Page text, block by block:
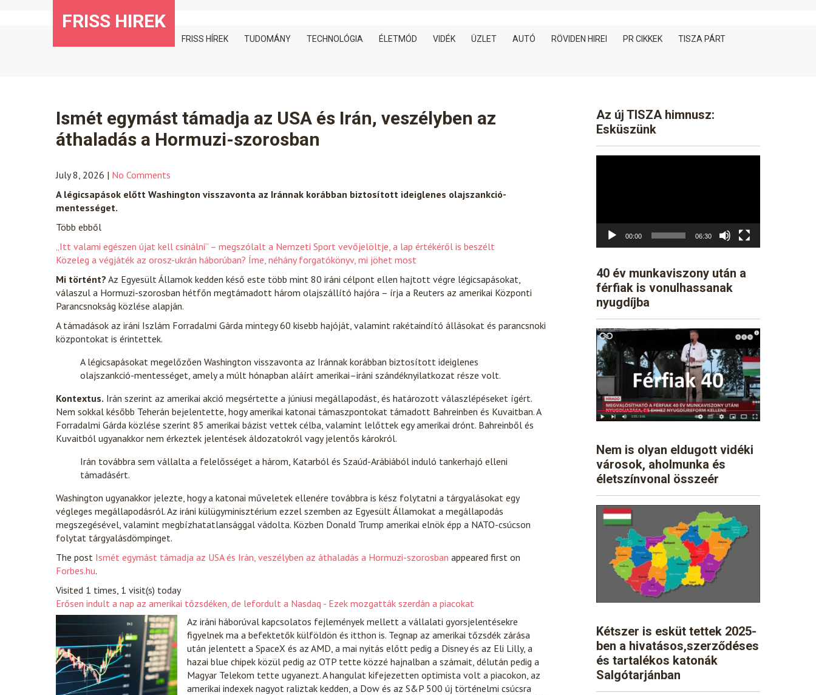
FRISS HIREK
FRISS HÍREK TUDOMÁNY TECHNOLÓGIA ÉLETMÓD VIDÉK ÜZLET AUTÓ RÖVIDEN HIREI PR CIKKEK TISZA PÁRT
Ismét egymást támadja az USA és Irán, veszélyben az
áthaladás a Hormuzi-szorosban
July 8, 2026 | No Comments
A légicsapások előtt Washington visszavonta az Iránnak korábban biztosított ideiglenes olajszankció-
mentességet.
Több ebből
„Itt valami egészen újat kell csinálni” – megszólalt a Nemzeti Sport vevőjelöltje, a lap értékéről is beszélt
Közeleg a végjáték az orosz-ukrán háborúban? Íme, néhány forgatókönyv, mi jöhet most
Mi történt? Az Egyesült Államok kedden késő este több mint 80 iráni célpont ellen hajtott végre légicsapásokat,
válaszul a Hormuzi-szorosban hétfőn megtámadott három olajszállító hajóra – írja a Reuters az amerikai Központi
Parancsnokság közlése alapján.
A támadások az iráni Iszlám Forradalmi Gárda mintegy 60 kisebb hajóját, valamint rakétaindító állásokat és parancsnoki
központokat is érintettek.
A légicsapásokat megelőzően Washington visszavonta az Iránnak korábban biztosított ideiglenes
olajszankció-mentességet, amely a múlt hónapban aláírt amerikai–iráni szándéknyilatkozat része volt.
Kontextus. Irán szerint az amerikai akció megsértette a júniusi megállapodást, és határozott válaszlépéseket ígért.
Nem sokkal később Teherán bejelentette, hogy amerikai katonai támaszpontokat támadott Bahreinben és Kuvaitban. A
Forradalmi Gárda közlése szerint 85 amerikai bázist vettek célba, valamint lelőttek egy amerikai drónt. Bahreinből és
Kuvaitból ugyanakkor nem érkeztek jelentések áldozatokról vagy jelentős károkról.
Irán továbbra sem vállalta a felelősséget a három, Katarból és Szaúd-Arábiából induló tankerhajó elleni
támadásért.
Washington ugyanakkor jelezte, hogy a katonai műveletek ellenére továbbra is kész folytatni a tárgyalásokat egy
végleges megállapodásról. Az iráni külügyminisztérium ezzel szemben az Egyesült Államokat a megállapodás
megszegésével, valamint megbízhatatlansággal vádolta. Közben Donald Trump amerikai elnök épp a NATO-csúcson
folytat tárgyalásdömpinget.
The post Ismét egymást támadja az USA és Irán, veszélyben az áthaladás a Hormuzi-szorosban appeared first on
Forbes.hu.
Visited 1 times, 1 visit(s) today
Erősen indult a nap az amerikai tőzsdéken, de lefordult a Nasdaq - Ezek mozgatták szerdán a piacokat
Az iráni háborúval kapcsolatos fejlemények mellett a vállalati gyorsjelentésekre
figyelnek ma a befektetők külföldön és itthon is. Tegnap az amerikai tőzsdék zárása
után jelentett a SpaceX és az AMD, a mai nyitás előtt pedig a Disney és az Eli Lilly, a
hazai blue chipek közül pedig az OTP tette közzé hajnalban a számait, délután pedig a
Magyar Telekom tette ugyanezt. A hangulat kifejezetten optimista volt a piacokon, az
amerikai indexek nagyot raliztak kedden, a Dow és az S&P 500 új történelmi csúcsra
Az új TISZA himnusz:
Esküszünk
00:00 06:30
40 év munkaviszony után a
férfiak is vonulhassanak
nyugdíjba
Nem is olyan eldugott vidéki
városok, aholmunka és
életszínvonal összeér
Kétszer is esküt tettek 2025-
ben a hivatásos,szerződéses
és tartalékos katonák
Salgótarjánban